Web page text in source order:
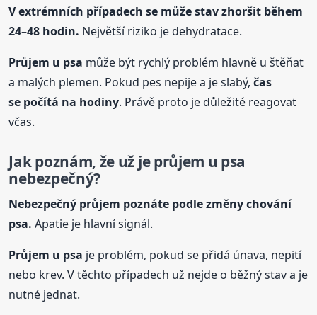
V extrémních případech se může stav zhoršit během
24–48 hodin. Největší riziko je dehydratace.
Průjem u psa může být rychlý problém hlavně u štěňat
a malých plemen. Pokud pes nepije a je slabý,čas
se počítá na hodiny. Právě proto je důležité reagovat
včas.
Jak poznám, že už je průjem u psa
nebezpečný?
Nebezpečný průjem poznáte podle změny chování
psa. Apatie je hlavní signál.
Průjem u psa je problém, pokud se přidá únava, nepití
nebo krev. V těchto případech už nejde o běžný stav a je
nutné jednat.